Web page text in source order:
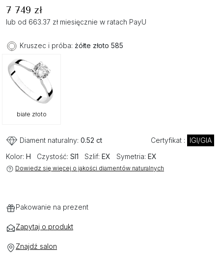
7 749 zł
lub od 663.37 zł miesięcznie w ratach PayU
Kruszec i próba: żółte złoto 585
białe złoto
Diament naturalny: 0.52 ct Certyfikat :
IGI/GIA
Kolor: H Czystość: SI1 Szlif: EX Symetria: EX
Dowiedz się więcej o jakości diamentów naturalnych
Pakowanie na prezent
Zapytaj o produkt
Znajdź salon